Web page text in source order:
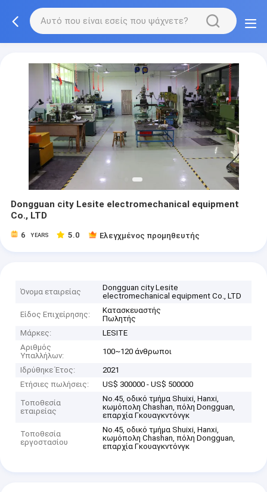
Dongguan city Lesite electromechanical equipment
Co., LTD
6 YEARS 5.0 Ελεγχμένος προμηθευτής
Όνομα εταιρείας
Dongguan city Lesite
electromechanical equipment Co., LTD
Είδος Επιχείρησης:
Κατασκευαστής
Πωλητής
Μάρκες:
LESITE
Αριθμός
Υπαλλήλων:
100~120 άνθρωποι
Ιδρύθηκε Έτος:
2021
Ετήσιες πωλήσεις:
US$ 300000 - US$ 500000
Τοποθεσία
εταιρείας
No.45, οδικό τμήμα Shuixi, Hanxi,
κωμόπολη Chashan, πόλη Dongguan,
επαρχία Γκουαγκντόνγκ
Τοποθεσία
εργοστασίου
No.45, οδικό τμήμα Shuixi, Hanxi,
κωμόπολη Chashan, πόλη Dongguan,
επαρχία Γκουαγκντόνγκ